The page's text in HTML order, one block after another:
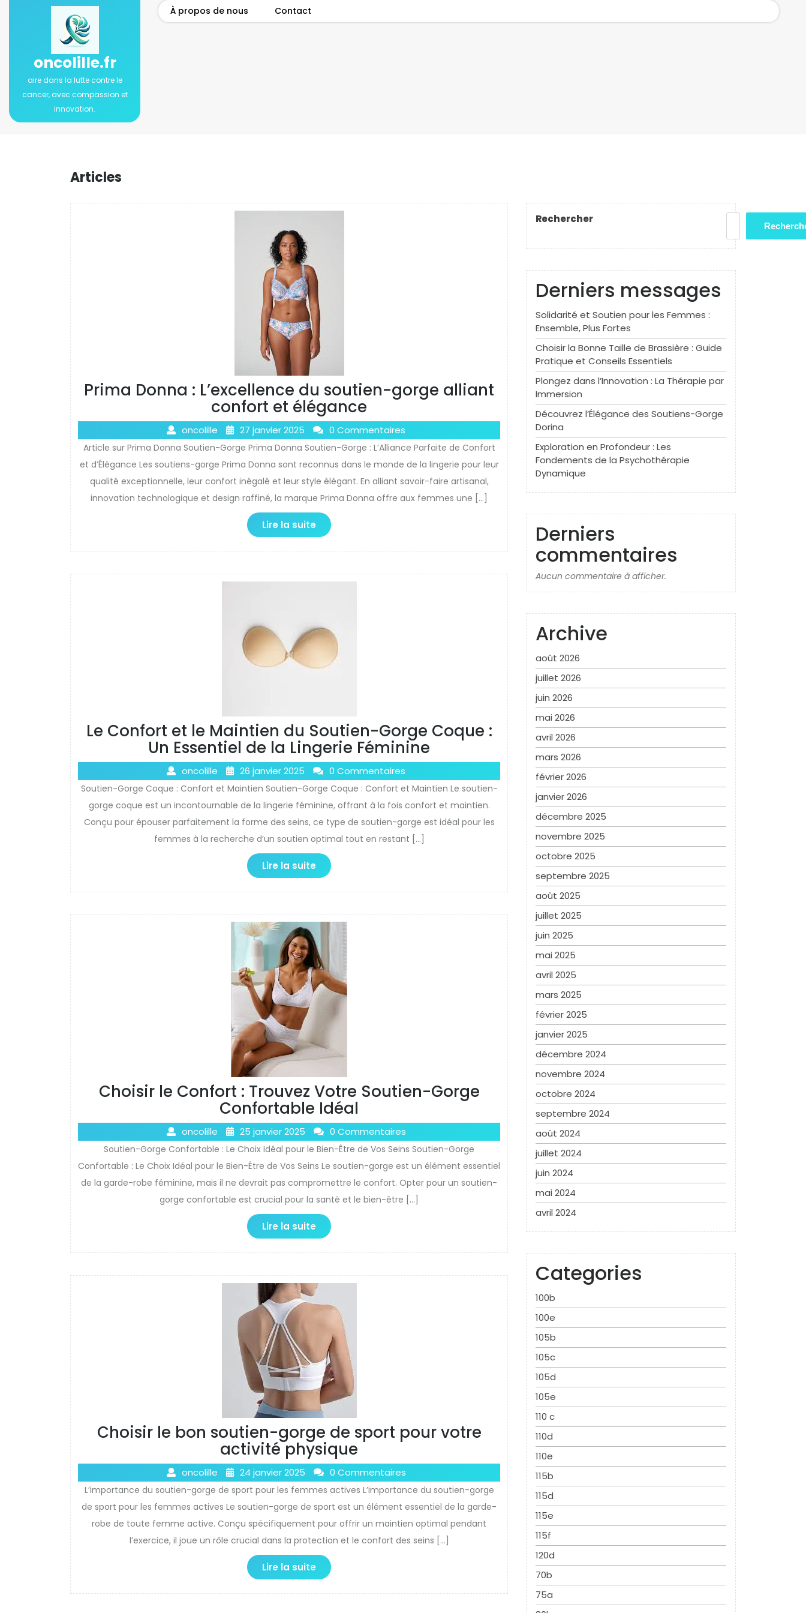
oncolille.fr
aire dans la lutte contre le
cancer, avec compassion et
innovation.
À propos de nous Contact
Articles
Prima Donna : L’excellence du soutien-gorge alliant
confort et élégance
oncolille 27 janvier 2025 0 Commentaires
Article sur Prima Donna Soutien-Gorge Prima Donna Soutien-Gorge : L’Alliance Parfaite de Confort
et d’Élégance Les soutiens-gorge Prima Donna sont reconnus dans le monde de la lingerie pour leur
qualité exceptionnelle, leur confort inégalé et leur style élégant. En alliant savoir-faire artisanal,
innovation technologique et design raffiné, la marque Prima Donna offre aux femmes une […]
Lire la suite
Le Confort et le Maintien du Soutien-Gorge Coque :
Un Essentiel de la Lingerie Féminine
oncolille 26 janvier 2025 0 Commentaires
Soutien-Gorge Coque : Confort et Maintien Soutien-Gorge Coque : Confort et Maintien Le soutien-
gorge coque est un incontournable de la lingerie féminine, offrant à la fois confort et maintien.
Conçu pour épouser parfaitement la forme des seins, ce type de soutien-gorge est idéal pour les
femmes à la recherche d’un soutien optimal tout en restant […]
Lire la suite
Choisir le Confort : Trouvez Votre Soutien-Gorge
Confortable Idéal
oncolille 25 janvier 2025 0 Commentaires
Soutien-Gorge Confortable : Le Choix Idéal pour le Bien-Être de Vos Seins Soutien-Gorge
Confortable : Le Choix Idéal pour le Bien-Être de Vos Seins Le soutien-gorge est un élément essentiel
de la garde-robe féminine, mais il ne devrait pas compromettre le confort. Opter pour un soutien-
gorge confortable est crucial pour la santé et le bien-être […]
Lire la suite
Choisir le bon soutien-gorge de sport pour votre
activité physique
oncolille 24 janvier 2025 0 Commentaires
L’importance du soutien-gorge de sport pour les femmes actives L’importance du soutien-gorge
de sport pour les femmes actives Le soutien-gorge de sport est un élément essentiel de la garde-
robe de toute femme active. Conçu spécifiquement pour offrir un maintien optimal pendant
l’exercice, il joue un rôle crucial dans la protection et le confort des seins […]
Lire la suite
Rechercher
Derniers messages
Solidarité et Soutien pour les Femmes :
Ensemble, Plus Fortes
Choisir la Bonne Taille de Brassière : Guide
Pratique et Conseils Essentiels
Plongez dans l’Innovation : La Thérapie par
Immersion
Découvrez l’Élégance des Soutiens-Gorge
Dorina
Exploration en Profondeur : Les
Fondements de la Psychothérapie
Dynamique
Derniers
commentaires
Aucun commentaire à afficher.
Archive
août 2026
juillet 2026
juin 2026
mai 2026
avril 2026
mars 2026
février 2026
janvier 2026
décembre 2025
novembre 2025
octobre 2025
septembre 2025
août 2025
juillet 2025
juin 2025
mai 2025
avril 2025
mars 2025
février 2025
janvier 2025
décembre 2024
novembre 2024
octobre 2024
septembre 2024
août 2024
juillet 2024
juin 2024
mai 2024
avril 2024
Categories
100b
100e
105b
105c
105d
105e
110 c
110d
110e
115b
115d
115e
115f
120d
70b
75a